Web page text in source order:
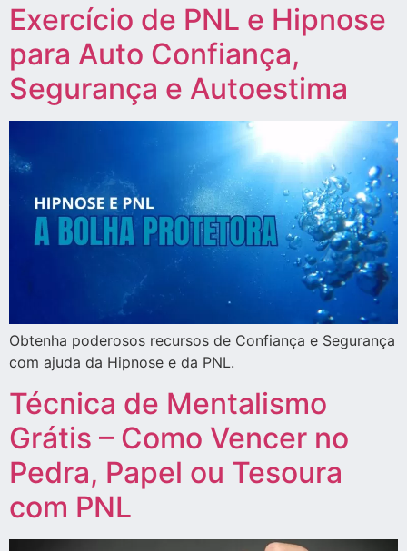
Exercício de PNL e Hipnose
para Auto Confiança,
Segurança e Autoestima
Obtenha poderosos recursos de Confiança e Segurança
com ajuda da Hipnose e da PNL.
Técnica de Mentalismo
Grátis – Como Vencer no
Pedra, Papel ou Tesoura
com PNL